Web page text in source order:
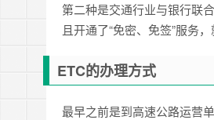
第二种是交通行业与银行联
且开通了“免密、免签”服务
ETC的办理方式
最早之前是到高速公路运营